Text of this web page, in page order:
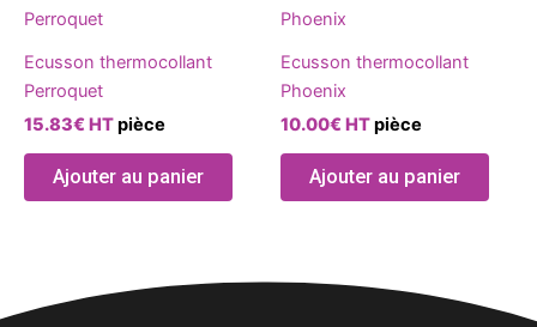
Ecusson thermocollant
Perroquet
15.83€HTpièce
Ajouter au panier
produit
plusieurs
variations.
options
sur
Ecusson thermocollant
Phoenix
10.00€HTpièce
Ajouter au panier